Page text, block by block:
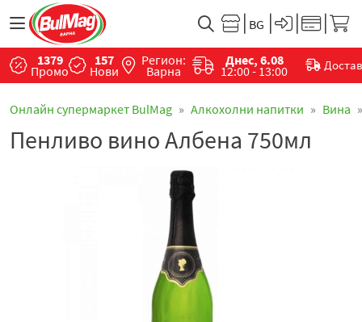
1379
Промо
157
Нови
Регион:
Варна
Днес, 6.08
12:00 - 13:00
Онлайн супермаркет BulMag Алкохолни напитки Вина
Пенливо вино Албена 750мл